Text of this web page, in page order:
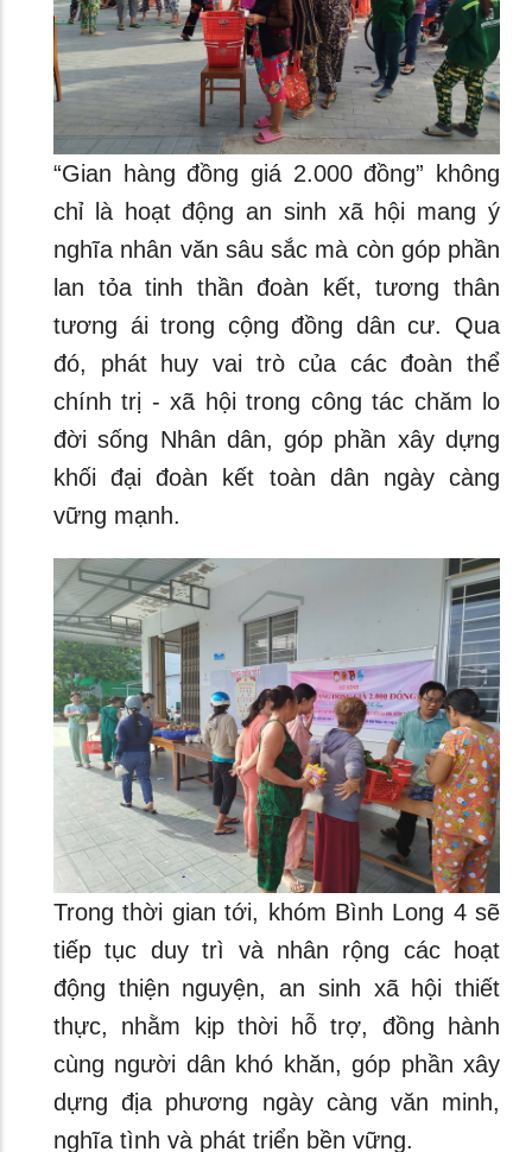
“Gian hàng đồng giá 2.000 đồng” không
chỉ là hoạt động an sinh xã hội mang ý
nghĩa nhân văn sâu sắc mà còn góp phần
lan tỏa tinh thần đoàn kết, tương thân
tương ái trong cộng đồng dân cư. Qua
đó, phát huy vai trò của các đoàn thể
chính trị - xã hội trong công tác chăm lo
đời sống Nhân dân, góp phần xây dựng
khối đại đoàn kết toàn dân ngày càng
vững mạnh.
Trong thời gian tới, khóm Bình Long 4 sẽ
tiếp tục duy trì và nhân rộng các hoạt
động thiện nguyện, an sinh xã hội thiết
thực, nhằm kịp thời hỗ trợ, đồng hành
cùng người dân khó khăn, góp phần xây
dựng địa phương ngày càng văn minh,
nghĩa tình và phát triển bền vững.